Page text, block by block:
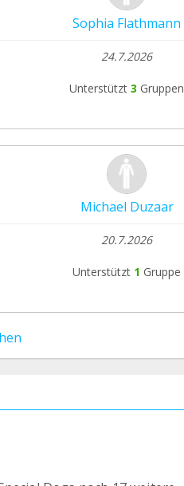
Sophia Flathmann
24.7.2026
Unterstützt 3 Gruppen
Michael Duzaar
20.7.2026
Unterstützt 1 Gruppe